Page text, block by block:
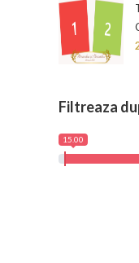
Filtreaza
15.00